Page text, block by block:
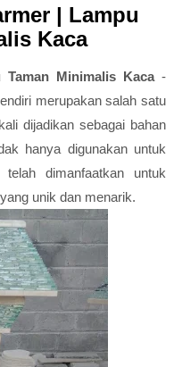
| Lampu
Kaca
Minimalis Kaca-
merupakan salah satu
dijadikan sebagai bahan
hanya digunakan untuk
dimanfaatkan untuk
unik dan menarik.